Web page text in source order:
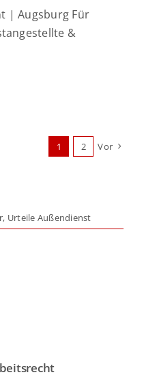
| Augsburg Für
&
1 2 Vor
, Urteile Außendienst